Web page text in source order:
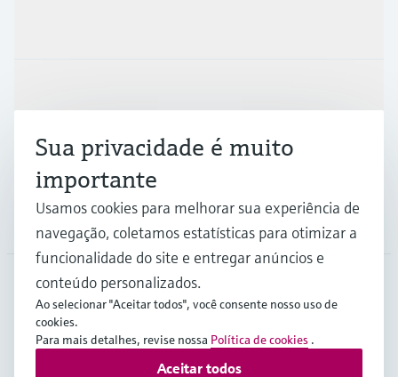
Suporte
BRA•Português
Sua privacidade é muito
importante
Usamos cookies para melhorar sua experiência de
navegação, coletamos estatísticas para otimizar a
funcionalidade do site e entregar anúncios e
conteúdo personalizados.
Ao selecionar "Aceitar todos", você consente nosso uso de
cookies.
Para mais detalhes, revise nossa Política de cookies .
Aceitar todos